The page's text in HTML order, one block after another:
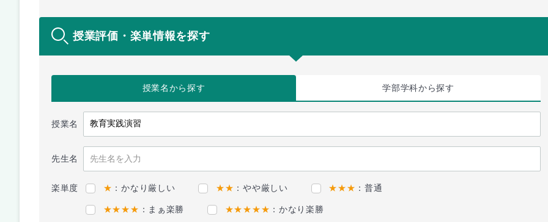
授業評価・楽単情報を探す
授業名から探す 学部学科から探す
授業名
先生名
楽単度 ★ ：かなり厳しい ★★ ：やや厳しい ★★★ ：普通
★★★★ ：まぁ楽勝 ★★★★★ ：かなり楽勝